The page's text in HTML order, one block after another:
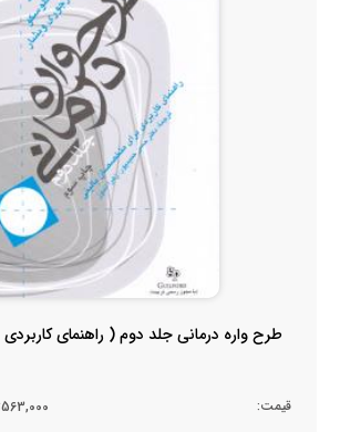
طرح واره درمانی جلد دوم ( راهنمای
قیمت: 563,000تومان